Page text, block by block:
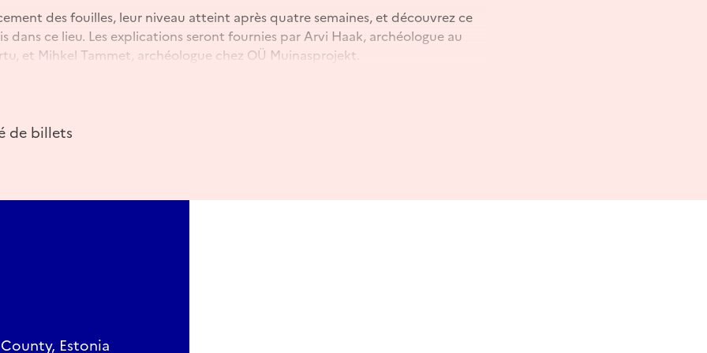
des fouilles, leur niveau atteint après quatre semaines, et découvrez ce
dans ce lieu. Les explications seront fournies par Arvi Haak, archéologue au
et Mihkel Tammet, archéologue chez OÜ Muinasprojekt.
: L'accès à la visite est possible uniquement avec un billet acheté à
de la carte musée doivent également se procurer un billet à 0 € sur place.
Tarif : 9 €, gratuit avec la carte Musée de Piletimaailm. Billet pour la visite de
performances/152689/buy
de billets
County, Estonia